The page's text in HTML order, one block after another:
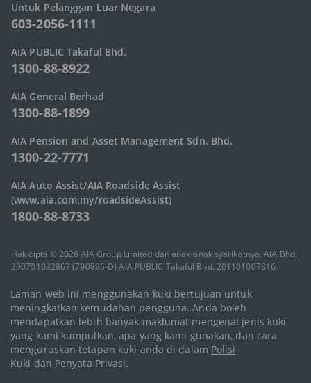
Laman web ini menggunakan kuki bertujuan untuk
meningkatkan kemudahan pengguna. Anda boleh
mendapatkan lebih banyak maklumat mengenai jenis kuki
yang kami kumpulkan, apa yang kami gunakan, dan cara
menguruskan tetapan kuki anda di dalam Polisi
Kuki dan Penyata Privasi.
Untuk Pelanggan Luar Negara
603-2056-1111
AIA PUBLIC Takaful Bhd.
1300-88-8922
AIA General Berhad
1300-88-1899
AIA Pension and Asset Management Sdn. Bhd.
1300-22-7771
AIA Auto Assist/AIA Roadside Assist
(www.aia.com.my/roadsideAssist)
1800-88-8733
Hak cipta © 2026 AIA Group Limited dan anak-anak syarikatnya. AIA Bhd.
200701032867 (790895-D) AIA PUBLIC Takaful Bhd. 201101007816
and Asset Management Sdn. Bhd. 201201027147 (1011637-P) AIA Health
Services Sdn. Bhd. 199601016211 (388561-T). Semua hak cipta
terpelihara.
Terma Penggunaan|Penyataan Privasi|Kod Tatacara|Peta Laman